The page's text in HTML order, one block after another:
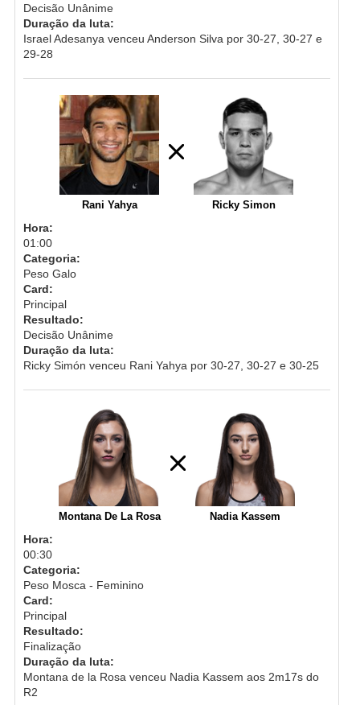
Decisão Unânime
Duração da luta:
Israel Adesanya venceu Anderson Silva por 30-27, 30-27 e
29-28
Rani Yahya Ricky Simon
Hora:
01:00
Categoria:
Peso Galo
Card:
Principal
Resultado:
Decisão Unânime
Duração da luta:
Ricky Simón venceu Rani Yahya por 30-27, 30-27 e 30-25
Montana De La Rosa Nadia Kassem
Hora:
00:30
Categoria:
Peso Mosca - Feminino
Card:
Principal
Resultado:
Finalização
Duração da luta:
Montana de la Rosa venceu Nadia Kassem aos 2m17s do
R2